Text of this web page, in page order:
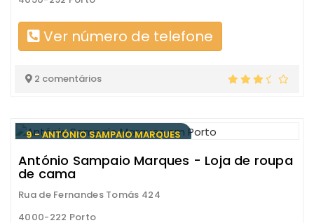
Ver número de telefone
2 comentários
9 - ANTÓNIO SAMPAIO MARQUES
António Sampaio Marques - Loja de roupa
de cama
Rua de Fernandes Tomás 424
4000-222 Porto